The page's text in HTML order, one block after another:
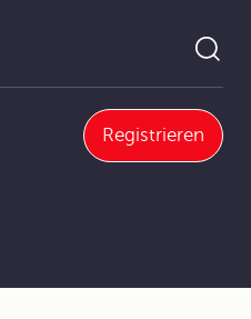
Registrieren
6.2 Ireland